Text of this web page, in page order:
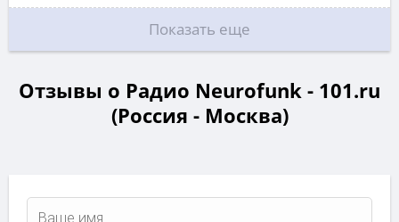
Показать еще
Отзывы о Радио Neurofunk - 101.ru
(Россия - Москва)